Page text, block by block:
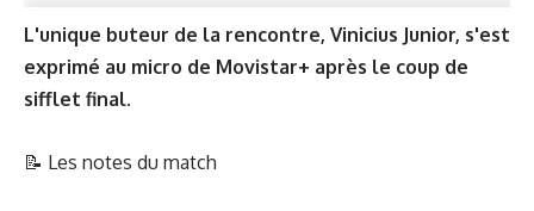
L'unique buteur de la rencontre, Vinicius Junior, s'est
exprimé au micro de Movistar+ après le coup de
sifflet final.
📝 Les notes du match